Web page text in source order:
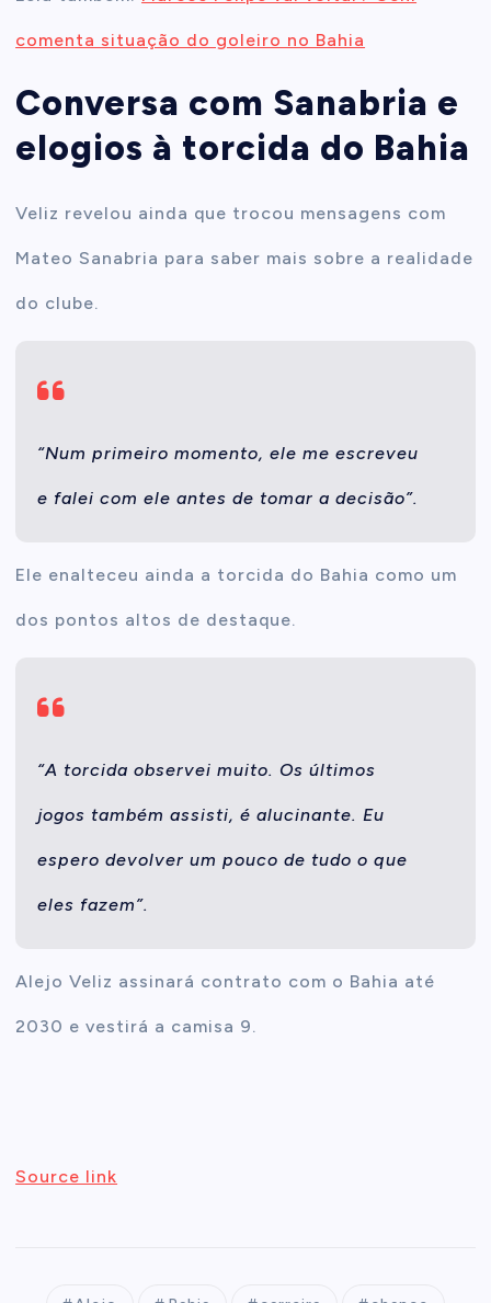
comenta situação do goleiro no Bahia
Conversa com Sanabria e
elogios à torcida do Bahia
Veliz revelou ainda que trocou mensagens com
Mateo Sanabria para saber mais sobre a realidade
do clube.
“Num primeiro momento, ele me escreveu
e falei com ele antes de tomar a decisão”.
Ele enalteceu ainda a torcida do Bahia como um
dos pontos altos de destaque.
“A torcida observei muito. Os últimos
jogos também assisti, é alucinante. Eu
espero devolver um pouco de tudo o que
eles fazem”.
Alejo Veliz assinará contrato com o Bahia até
2030 e vestirá a camisa 9.
Source link